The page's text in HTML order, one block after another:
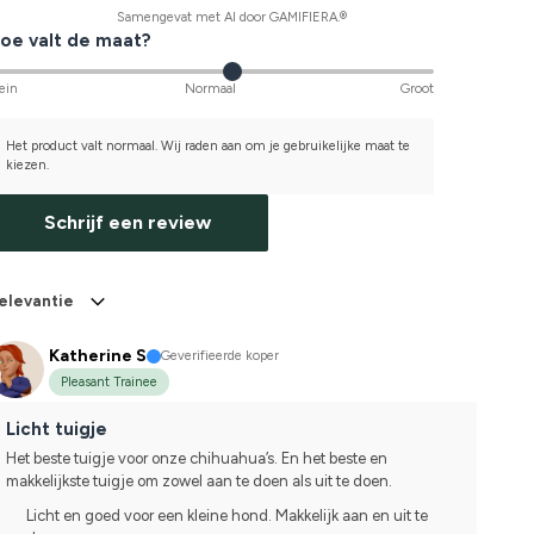
Samengevat met AI door GAMIFIERA.®
valt de maat?
Normaal Groot
Het product valt normaal. Wij raden aan om je gebruikelijke maat te
kiezen.
Schrijf een review
Katherine S
Geverifieerde koper
Pleasant Trainee
Licht tuigje
Het beste tuigje voor onze chihuahua’s. En het beste en
makkelijkste tuigje om zowel aan te doen als uit te doen.
Licht en goed voor een kleine hond. Makkelijk aan en uit te